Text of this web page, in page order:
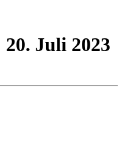
20. Juli 2023